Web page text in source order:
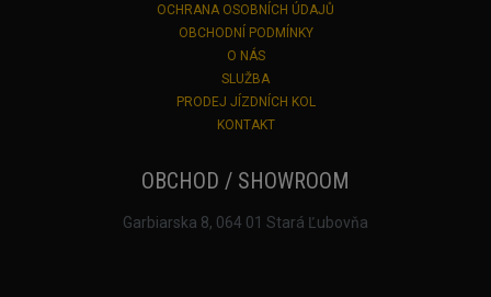
OCHRANA OSOBNÍCH ÚDAJŮ
OBCHODNÍ PODMÍNKY
O NÁS
SLUŽBA
PRODEJ JÍZDNÍCH KOL
KONTAKT
OBCHOD / SHOWROOM
Garbiarska 8, 064 01 Stará Ľubovňa